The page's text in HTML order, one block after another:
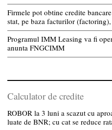
Firmele pot obtine credite
stat, pe baza facturilor
Programul IMM Leasing va fi
anunta FNGCIMM
Calculator de credite
ROBOR la 3 luni a scazut cu
luate de BNR; cu cat se reduce